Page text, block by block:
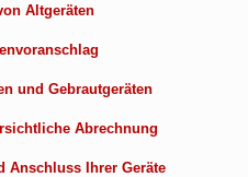
Altgeräten
und Gebrautgeräten
Abrechnung
Anschluss Ihrer Geräte